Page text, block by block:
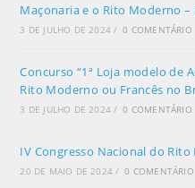
Maçonaria e o Rito Moderno
3 DE JULHO DE 2024 / 0 COMENTÁRIO
Concurso “1ª Loja modelo de
Rito Moderno ou Francês no
3 DE JULHO DE 2024 / 0 COMENTÁRIO
IV Congresso Nacional do
20 DE MAIO DE 2024 / 0 COMENTÁRIO